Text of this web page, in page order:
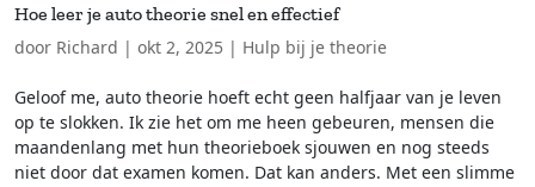
Hoe leer je auto theorie snel en effectief
door Richard | okt 2, 2025 | Hulp bij je theorie
Geloof me, auto theorie hoeft echt geen halfjaar van je leven
op te slokken. Ik zie het om me heen gebeuren, mensen die
maandenlang met hun theorieboek sjouwen en nog steeds
niet door dat examen komen. Dat kan anders. Met een slimme